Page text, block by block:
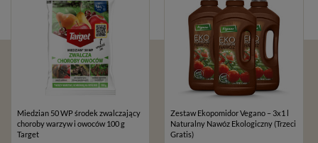
Miedzian 50 WP środek zwalczający
choroby warzyw i owoców 100 g
Target
Zestaw Ekopomidor Vegano – 3x1 l
Naturalny Nawóz Ekologiczny (Trzeci
Gratis)